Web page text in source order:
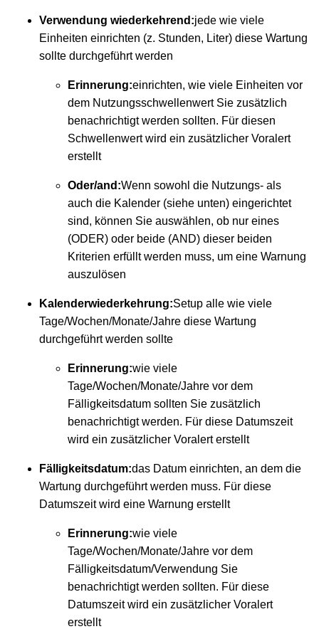
Verwendung wiederkehrend:jede wie viele
Einheiten einrichten (z. Stunden, Liter) diese Wartung
sollte durchgeführt werden
Erinnerung:einrichten, wie viele Einheiten vor
dem Nutzungsschwellenwert Sie zusätzlich
benachrichtigt werden sollten. Für diesen
Schwellenwert wird ein zusätzlicher Voralert
erstellt
Oder/and:Wenn sowohl die Nutzungs- als
auch die Kalender (siehe unten) eingerichtet
sind, können Sie auswählen, ob nur eines
(ODER) oder beide (AND) dieser beiden
Kriterien erfüllt werden muss, um eine Warnung
auszulösen
Kalenderwiederkehrung:Setup alle wie viele
Tage/Wochen/Monate/Jahre diese Wartung
durchgeführt werden sollte
Erinnerung:wie viele
Tage/Wochen/Monate/Jahre vor dem
Fälligkeitsdatum sollten Sie zusätzlich
benachrichtigt werden. Für diese Datumszeit
wird ein zusätzlicher Voralert erstellt
Fälligkeitsdatum:das Datum einrichten, an dem die
Wartung durchgeführt werden muss. Für diese
Datumszeit wird eine Warnung erstellt
Erinnerung:wie viele
Tage/Wochen/Monate/Jahre vor dem
Fälligkeitsdatum/Verwendung Sie
benachrichtigt werden sollten. Für diese
Datumszeit wird ein zusätzlicher Voralert
erstellt